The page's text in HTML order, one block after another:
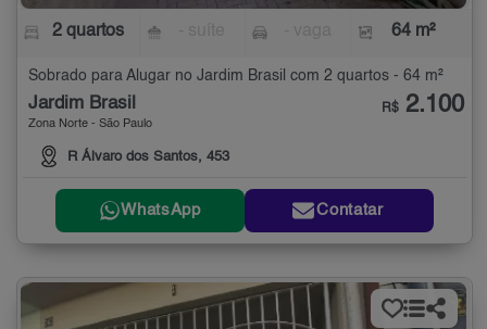
2 quartos 64 m²
Sobrado para Alugar no Jardim Brasil com 2 quartos - 64 m²
Jardim Brasil
Zona Norte - São Paulo
R Álvaro dos Santos, 453
R$ 2.100
WhatsApp Contatar